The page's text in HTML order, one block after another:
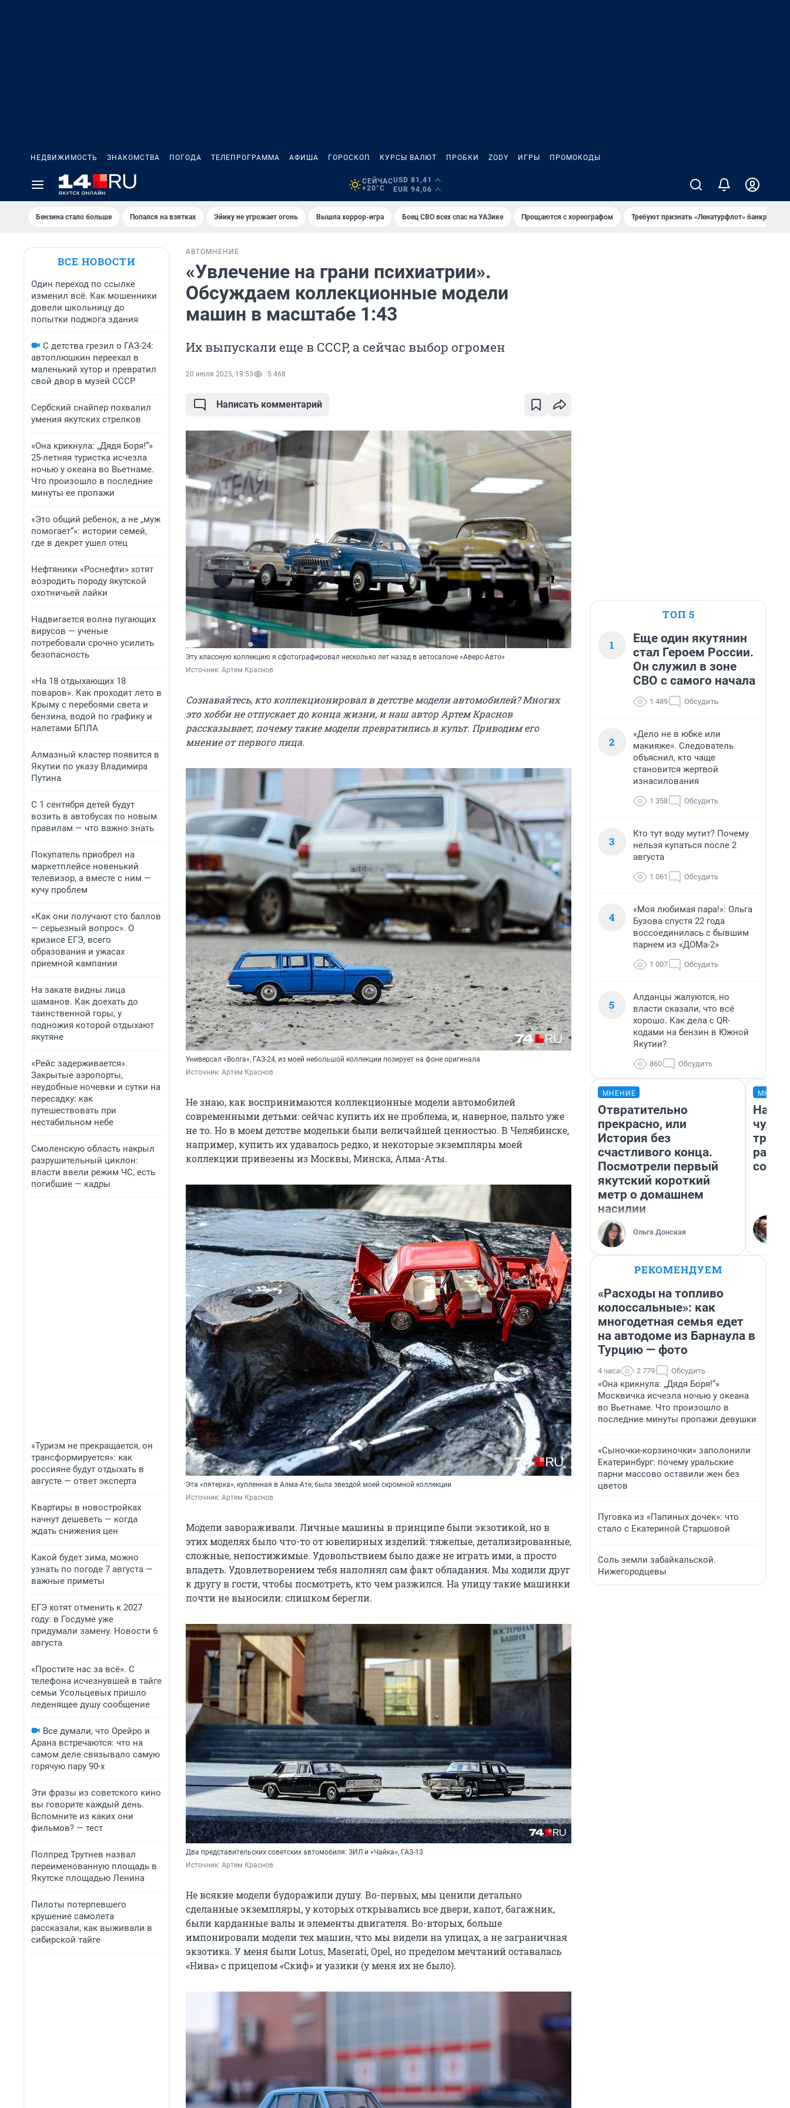
НЕДВИЖИМОСТЬ ЗНАКОМСТВА ПОГОДА ТЕЛЕПРОГРАММА АФИША ГОРОСКОП КУРСЫ ВАЛЮТ ПРОБКИ ZODY ИГРЫ ПРОМОКОДЫ
СЕЙЧАС
+20°C
USD 81,41
EUR 94,06
Бензина стало больше Попался на взятках Эйику не угрожает огонь Вышла хоррор-игра Боец СВО всех спас на УАЗике Прощаются с хореографом Требуют признать «Ленатурфлот» банкротом
ВСЕ НОВОСТИ
Один переход по ссылке
изменил всё. Как мошенники
довели школьницу до
попытки поджога здания
С детства грезил о ГАЗ-24:
автоплюшкин переехал в
маленький хутор и превратил
свой двор в музей СССР
Сербский снайпер похвалил
умения якутских стрелков
«Она крикнула: „Дядя Боря!“»
25-летняя туристка исчезла
ночью у океана во Вьетнаме.
Что произошло в последние
минуты ее пропажи
«Это общий ребенок, а не „муж
помогает“»: истории семей,
где в декрет ушел отец
Нефтяники «Роснефти» хотят
возродить породу якутской
охотничьей лайки
Надвигается волна пугающих
вирусов — ученые
потребовали срочно усилить
безопасность
«На 18 отдыхающих 18
поваров». Как проходит лето в
Крыму с перебоями света и
бензина, водой по графику и
налетами БПЛА
Алмазный кластер появится в
Якутии по указу Владимира
Путина
С 1 сентября детей будут
возить в автобусах по новым
правилам — что важно знать
Покупатель приобрел на
маркетплейсе новенький
телевизор, а вместе с ним —
кучу проблем
«Как они получают сто баллов
— серьезный вопрос». О
кризисе ЕГЭ, всего
образования и ужасах
приемной кампании
На закате видны лица
шаманов. Как доехать до
таинственной горы, у
подножия которой отдыхают
якутяне
«Рейс задерживается».
Закрытые аэропорты,
неудобные ночевки и сутки на
пересадку: как
путешествовать при
нестабильном небе
Смоленскую область накрыл
разрушительный циклон:
власти ввели режим ЧС, есть
погибшие — кадры
«Туризм не прекращается, он
трансформируется»: как
россияне будут отдыхать в
августе — ответ эксперта
Квартиры в новостройках
начнут дешеветь — когда
ждать снижения цен
Какой будет зима, можно
узнать по погоде 7 августа —
важные приметы
ЕГЭ хотят отменить к 2027
году: в Госдуме уже
придумали замену. Новости 6
августа
«Простите нас за всё». С
телефона исчезнувшей в тайге
семьи Усольцевых пришло
леденящее душу сообщение
Все думали, что Орейро и
Арана встречаются: что на
самом деле связывало самую
горячую пару 90-х
Эти фразы из советского кино
вы говорите каждый день.
Вспомните из каких они
фильмов? — тест
Полпред Трутнев назвал
переименованную площадь в
Якутске площадью Ленина
Пилоты потерпевшего
крушение самолета
рассказали, как выживали в
сибирской тайге
АВТО МНЕНИЕ
«Увлечение на грани психиатрии».
Обсуждаем коллекционные модели
машин в масштабе 1:43
Их выпускали еще в СССР, а сейчас выбор огромен
20 июля 2025, 19:53 5 468
Написать комментарий
Эту классную коллекцию я сфотографировал несколько лет назад в автосалоне «Аверс-Авто»
Источник: Артем Краснов
Сознавайтесь, кто коллекционировал в детстве модели автомобилей? Многих
это хобби не отпускает до конца жизни, и наш автор Артем Краснов
рассказывает, почему такие модели превратились в культ. Приводим его
мнение от первого лица.
Универсал «Волга», ГАЗ-24, из моей небольшой коллекции позирует на фоне оригинала
Источник: Артем Краснов
Не знаю, как воспринимаются коллекционные модели автомобилей
современными детьми: сейчас купить их не проблема, и, наверное, пальто уже
не то. Но в моем детстве модельки были величайшей ценностью. В Челябинске,
например, купить их удавалось редко, и некоторые экземпляры моей
коллекции привезены из Москвы, Минска, Алма-Аты.
Эта «пятерка», купленная в Алма-Ате, была звездой моей скромной коллекции
Источник: Артем Краснов
Модели завораживали. Личные машины в принципе были экзотикой, но в
этих моделях было что-то от ювелирных изделий: тяжелые, детализированные,
сложные, непостижимые. Удовольствием было даже не играть ими, а просто
владеть. Удовлетворением тебя наполнял сам факт обладания. Мы ходили друг
к другу в гости, чтобы посмотреть, кто чем разжился. На улицу такие машинки
почти не выносили: слишком берегли.
Два представительских советских автомобиля: ЗИЛ и «Чайка», ГАЗ-13
Источник: Артем Краснов
Не всякие модели будоражили душу. Во-первых, мы ценили детально
сделанные экземпляры, у которых открывались все двери, капот, багажник,
были карданные валы и элементы двигателя. Во-вторых, больше
импонировали модели тех машин, что мы видели на улицах, а не заграничная
экзотика. У меня были Lotus, Maserati, Opel, но пределом мечтаний оставалась
«Нива» с прицепом «Скиф» и уазики (у меня их не было).
ТОП 5
1
Еще один якутянин
стал Героем России.
Он служил в зоне
СВО с самого начала
1 489 Обсудить
2
«Дело не в юбке или
макияже». Следователь
объяснил, кто чаще
становится жертвой
изнасилования
1 358 Обсудить
3
Кто тут воду мутит? Почему
нельзя купаться после 2
августа
1 061 Обсудить
4
«Моя любимая пара!»: Ольга
Бузова спустя 22 года
воссоединилась с бывшим
парнем из «ДОМа-2»
1 007 Обсудить
5
Алданцы жалуются, но
власти сказали, что всё
хорошо. Как дела с QR-
кодами на бензин в Южной
Якутии?
860 Обсудить
МНЕНИЕ
Отвратительно
прекрасно, или
История без
счастливого конца.
Посмотрели первый
якутский короткий
метр о домашнем
насилии
Ольга Донская
РЕКОМЕНДУЕМ
«Расходы на топливо
колоссальные»: как
многодетная семья едет
на автодоме из Барнаула в
Турцию — фото
4 часа 2 779 Обсудить
«Она крикнула: „Дядя Боря!“»
Москвичка исчезла ночью у океана
во Вьетнаме. Что произошло в
последние минуты пропажи девушки
«Сыночки-корзиночки» заполонили
Екатеринбург: почему уральские
парни массово оставили жен без
цветов
Пуговка из «Папиных дочек»: что
стало с Екатериной Старшовой
Соль земли забайкальской.
Нижегородцевы